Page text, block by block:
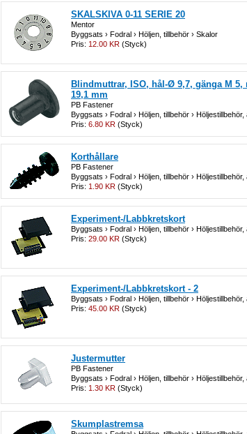
SKALSKIVA 0-11 SERIE 20
Mentor
Byggsats › Fodral › Höljen, tillbehör › Skalor
Pris: 12.00 KR (Styck)
Blindmuttrar, ISO, hål-Ø 9,7, gänga M
19,1 mm
PB Fastener
Byggsats › Fodral › Höljen, tillbehör › Höljestillbehör,
Pris: 6.80 KR (Styck)
Korthållare
PB Fastener
Byggsats › Fodral › Höljen, tillbehör › Höljestillbehör,
Pris: 1.90 KR (Styck)
Experiment-/Labbkretskort
Byggsats › Fodral › Höljen, tillbehör › Höljestillbehör,
Pris: 29.00 KR (Styck)
Experiment-/Labbkretskort - 2
Byggsats › Fodral › Höljen, tillbehör › Höljestillbehör,
Pris: 45.00 KR (Styck)
Justermutter
PB Fastener
Byggsats › Fodral › Höljen, tillbehör › Höljestillbehör,
Pris: 1.30 KR (Styck)
Skumplastremsa